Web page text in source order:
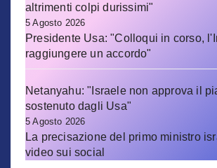
altrimenti colpi durissimi"
5 Agosto 2026
Presidente Usa: "Colloqui in corso,
raggiungere un accordo"
Netanyahu: "Israele non approva il
sostenuto dagli Usa"
5 Agosto 2026
La precisazione del primo ministro
video sui social